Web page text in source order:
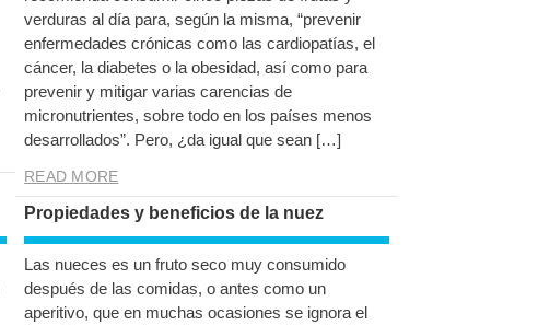
verduras al día para, según la misma, “prevenir
enfermedades crónicas como las cardiopatías, el
cáncer, la diabetes o la obesidad, así como para
prevenir y mitigar varias carencias de
micronutrientes, sobre todo en los países menos
desarrollados”. Pero, ¿da igual que sean […]
READ MORE
Propiedades y beneficios de la nuez
Las nueces es un fruto seco muy consumido
después de las comidas, o antes como un
aperitivo, que en muchas ocasiones se ignora el